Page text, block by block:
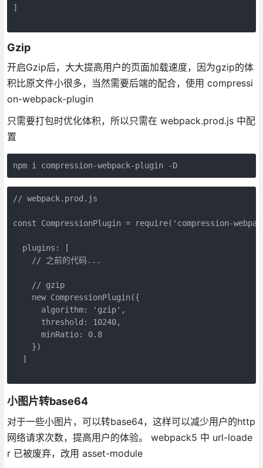
]
Gzip
开启Gzip后，大大提高用户的页面加载速度，因为gzip的体
积比原文件小很多，当然需要后端的配合，使用 compressi
on-webpack-plugin
只需要打包时优化体积，所以只需在 webpack.prod.js 中配
置
npm i compression-webpack-plugin -D
// webpack.prod.js
const CompressionPlugin = require('compression-
  plugins: [
    // 之前的代码...
    // gzip
    new CompressionPlugin({
      algorithm: 'gzip',
      threshold: 10240,
      minRatio: 0.8
    })
  ]
小图片转base64
对于一些小图片，可以转base64，这样可以减少用户的http
网络请求次数，提高用户的体验。 webpack5 中 url-loade
r 已被废弃，改用 asset-module